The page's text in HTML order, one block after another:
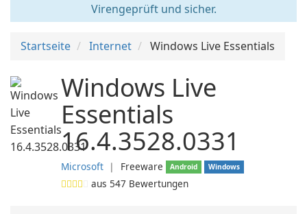
Virengeprüft und sicher.
Startseite Internet Windows Live Essentials
Windows Live
Essentials
16.4.3528.0331
Microsoft ❘ Freeware Android Windows
aus 547 Bewertungen